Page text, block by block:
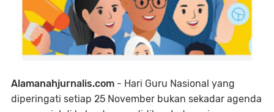
Alamanahjurnalis.com - Hari Guru Nasional yang
diperingati setiap 25 November bukan sekadar agenda